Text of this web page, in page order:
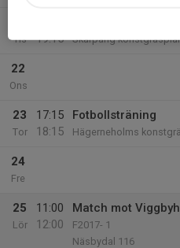
Tis
19:15
Skarpäng
22
Ons
23
Tor
17:15
18:15
Fotbollsträning
Hägerneholms
24
Fre
25
Lör
11:00
12:00
Match mot
F2017- 1
Näsbydal 116